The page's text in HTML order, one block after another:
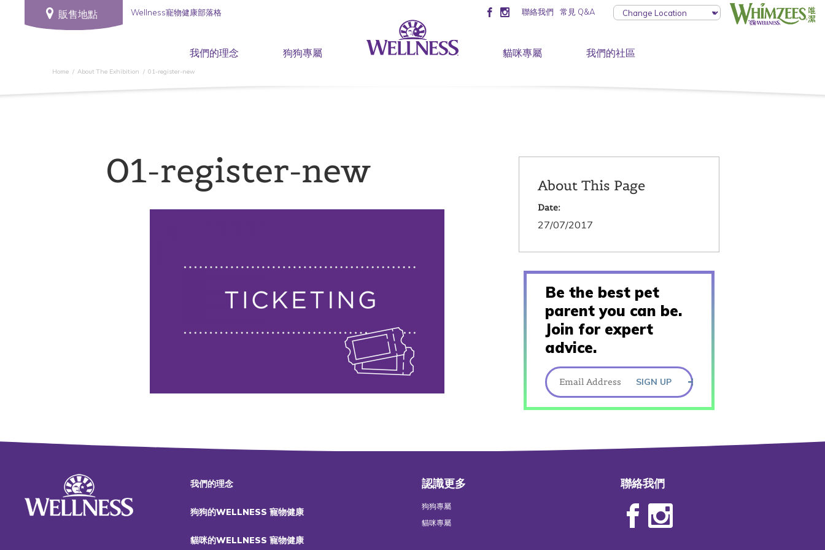
販售地點 Wellness寵物健康部落格 聯絡我們 常見 Q&A
我們的理念 狗狗專屬 貓咪專屬 我們的社區
Home About The Exhibition 01-register-new
01-register-new About This Page
Date:
27/07/2017
Be the best pet
parent you can be.
Join for expert
advice.
SIGN UP
我們的理念
狗狗的WELLNESS 寵物健康
貓咪的WELLNESS 寵物健康
認識更多
狗狗專屬
貓咪專屬
聯絡我們